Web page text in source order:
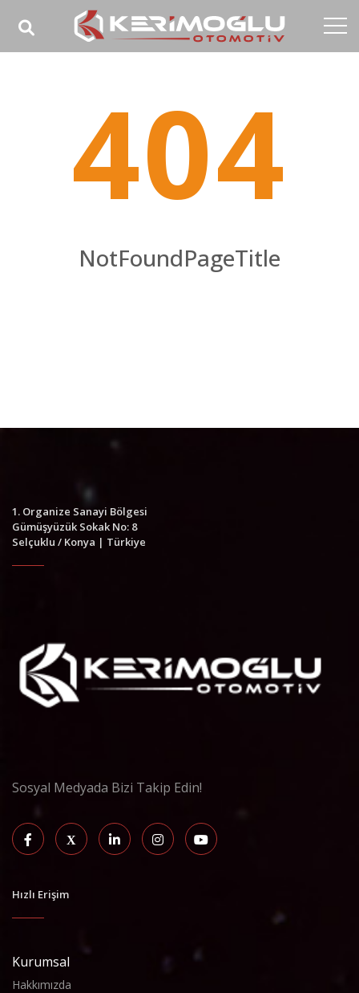
Referanslar
404
NotFoundPageTitle
1. Organize Sanayi Bölgesi
Gümüşyüzük Sokak No: 8
Selçuklu / Konya | Türkiye
Sosyal Medyada Bizi Takip Edin!
Hızlı Erişim
Kurumsal
Hakkımızda